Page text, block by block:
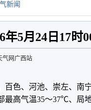
新闻
年5月24日17时
气网广西站
百色、河池、崇左、南
最高气温35～37℃、局